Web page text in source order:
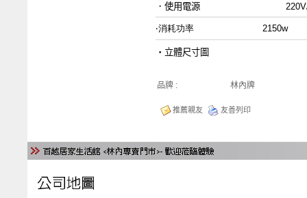
．使用電源 220V/
‧消耗功率 2150w
‧立體尺寸圖
品牌 : 林內牌
推薦親友 友善列印